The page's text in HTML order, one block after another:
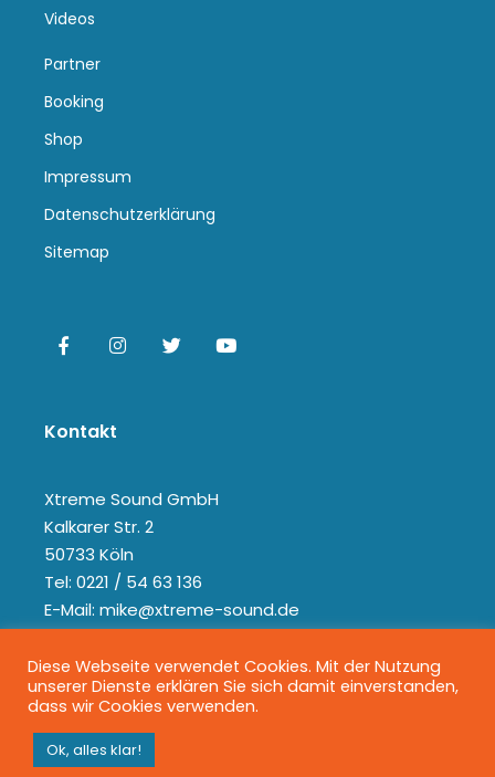
Videos
Partner
Booking
Shop
Impressum
Datenschutzerklärung
Sitemap
Kontakt
Xtreme Sound GmbH
Kalkarer Str. 2
50733 Köln
Tel: 0221 / 54 63 136
E-Mail: mike@xtreme-sound.de
Diese Webseite verwendet Cookies. Mit der Nutzung
unserer Dienste erklären Sie sich damit einverstanden,
dass wir Cookies verwenden.
Ok, alles klar!